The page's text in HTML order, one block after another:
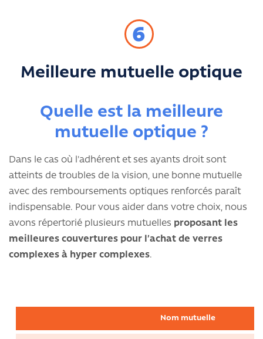
6
Meilleure mutuelle optique
Quelle est la meilleure
mutuelle optique ?
Dans le cas où l'adhérent et ses ayants droit sont
atteints de troubles de la vision, une bonne mutuelle
avec des remboursements optiques renforcés paraît
indispensable. Pour vous aider dans votre choix, nous
avons répertorié plusieurs mutuelles proposant les
meilleures couvertures pour l’achat de verres
complexes à hyper complexes.
Nom mutuelle